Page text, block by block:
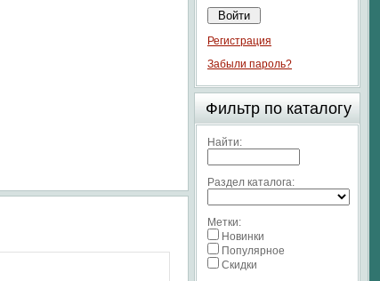
Регистрация
Забыли пароль?
Фильтр по каталогу
Найти:
Раздел каталога:
Метки:
Новинки
Популярное
Скидки